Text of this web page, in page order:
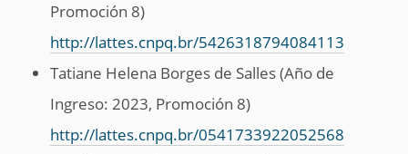
Promoción 8)
http://lattes.cnpq.br/5426318794084113
Tatiane Helena Borges de Salles (Año de
Ingreso: 2023, Promoción 8)
http://lattes.cnpq.br/0541733922052568